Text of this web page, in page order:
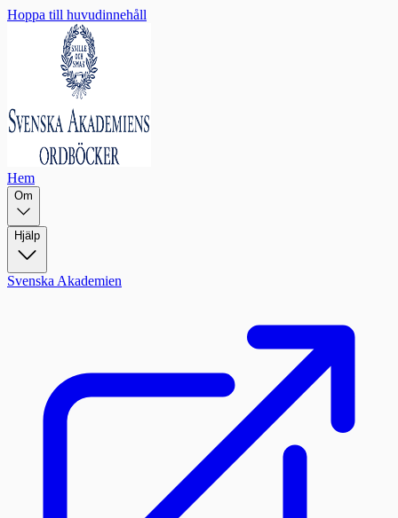
Hoppa till huvudinnehåll
Hem
Om
Hjälp
Svenska Akademien